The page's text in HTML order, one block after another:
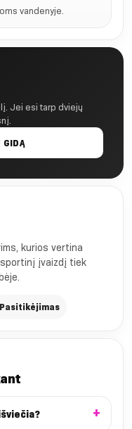
vandenyje.
Jei esi tarp dviejų
GIDĄ
kurios vertina
įvaizdį tiek
Pasitikėjimas